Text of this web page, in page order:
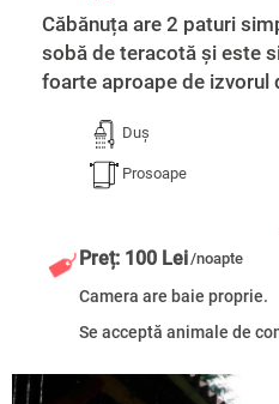
Căbănuța are 2 paturi
sobă de teracotă și este
foarte aproape de izvorul
Duș
Prosoape
Preț: 100 Lei/noapte
Camera are baie proprie.
Se acceptă animale de